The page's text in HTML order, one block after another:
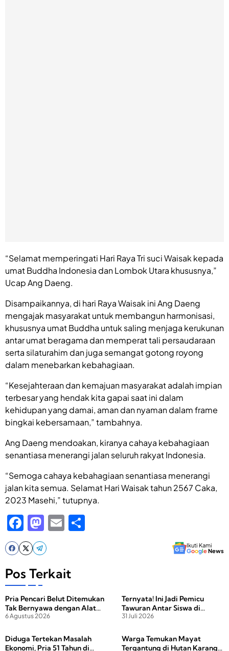
“Selamat memperingati Hari Raya Tri suci Waisak kepada
umat Buddha Indonesia dan Lombok Utara khususnya,”
Ucap Ang Daeng.
Disampaikannya, di hari Raya Waisak ini Ang Daeng
mengajak masyarakat untuk membangun harmonisasi,
khususnya umat Buddha untuk saling menjaga kerukunan
antar umat beragama dan memperat tali persaudaraan
serta silaturahim dan juga semangat gotong royong
dalam menebarkan kebahagiaan.
“Kesejahteraan dan kemajuan masyarakat adalah impian
terbesar yang hendak kita gapai saat ini dalam
kehidupan yang damai, aman dan nyaman dalam frame
bingkai kebersamaan,” tambahnya.
Ang Daeng mendoakan, kiranya cahaya kebahagiaan
senantiasa menerangi jalan seluruh rakyat Indonesia.
“Semoga cahaya kebahagiaan senantiasa menerangi
jalan kita semua. Selamat Hari Waisak tahun 2567 Caka,
2023 Masehi,” tutupnya.
F
a
c
e
b
o
o
k
M
a
st
o
o
n
E
Ikuti Kami
GoogleNews
Pos Terkait
Pria Pencari Belut Ditemukan
Tak Bernyawa dengan Alat
Setrum di Tangan
6 Agustus 2026
Ternyata! Ini Jadi Pemicu
Tawuran Antar Siswa di
Lombok Tengah
31 Juli 2026
Diduga Tertekan Masalah
Ekonomi, Pria 51 Tahun di
Warga Temukan Mayat
Tergantung di Hutan Karang